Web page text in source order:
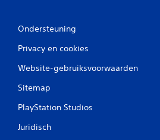
Ondersteuning
Privacy en cookies
Website-gebruiksvoorwaarden
Sitemap
PlayStation Studios
Juridisch